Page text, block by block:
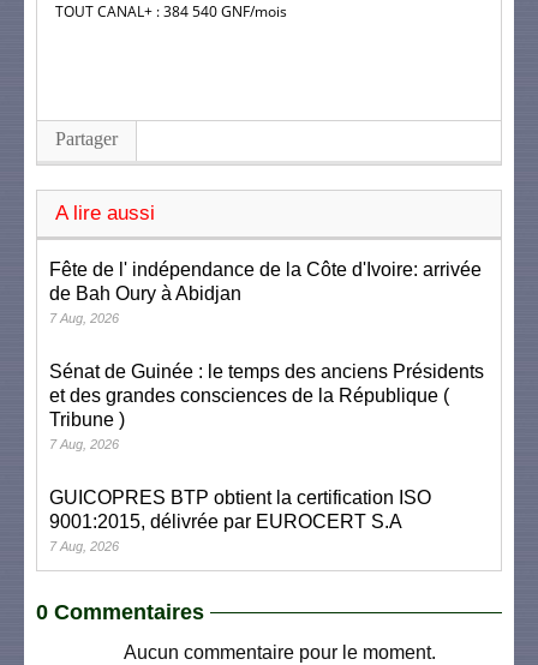
TOUT CANAL+ : 384 540 GNF/mois
Partager
A lire aussi
Fête de l' indépendance de la Côte d'Ivoire: arrivée
de Bah Oury à Abidjan
7 Aug, 2026
Sénat de Guinée : le temps des anciens Présidents
et des grandes consciences de la République (
Tribune )
7 Aug, 2026
GUICOPRES BTP obtient la certification ISO
9001:2015, délivrée par EUROCERT S.A
7 Aug, 2026
0 Commentaires
Aucun commentaire pour le moment.